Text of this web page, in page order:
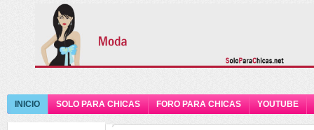
INICIO SOLO PARA CHICAS FORO PARA CHICAS YOUTUBE